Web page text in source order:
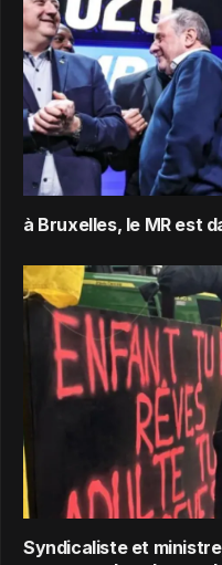
à Bruxelles, le MR est
Syndicaliste et